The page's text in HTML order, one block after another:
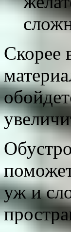
Скорее
уж и